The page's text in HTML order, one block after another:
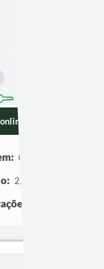
06/08/2025 às 18h46
2,75 MB | 3 páginas